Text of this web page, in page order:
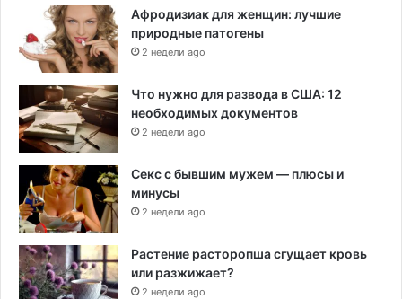
Афродизиак для женщин: лучшие
природные патогены
2 недели ago
Что нужно для развода в США: 12
необходимых документов
2 недели ago
Секс с бывшим мужем — плюсы и
минусы
2 недели ago
Растение расторопша сгущает кровь
или разжижает?
2 недели ago